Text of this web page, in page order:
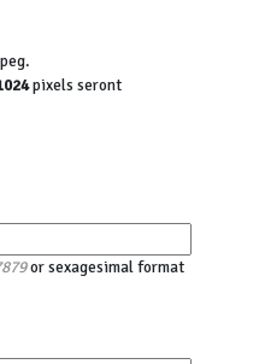
pixels seront
or sexagesimal format